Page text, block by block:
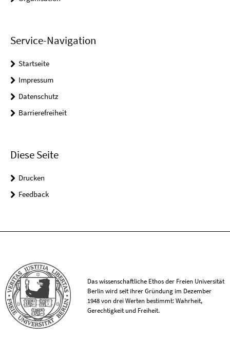
Service-Navigation
Startseite
Impressum
Datenschutz
Barrierefreiheit
Diese Seite
Drucken
Feedback
Das wissenschaftliche Ethos der Freien Universität
Berlin wird seit ihrer Gründung im Dezember
1948 von drei Werten bestimmt: Wahrheit,
Gerechtigkeit und Freiheit.